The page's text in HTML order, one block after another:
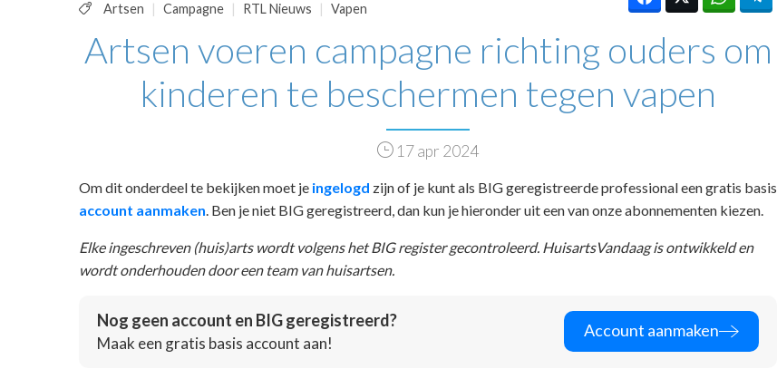
Artsen
Campagne RTL Nieuws Vapen
Artsen voeren campagne richting ouders om
kinderen te beschermen tegen vapen
17 apr 2024
Om dit onderdeel te bekijken moet je ingelogd zijn of je kunt als BIG geregistreerde professional een gratis basis
account aanmaken . Ben je niet BIG geregistreerd, dan kun je hieronder uit een van onze abonnementen kiezen.
Elke ingeschreven (huis)arts wordt volgens het BIG register gecontroleerd. HuisartsVandaag is ontwikkeld en
wordt onderhouden door een team van huisartsen.
Nog geen account en BIG geregistreerd?
Maak een gratis basis account aan!
Account aanmaken